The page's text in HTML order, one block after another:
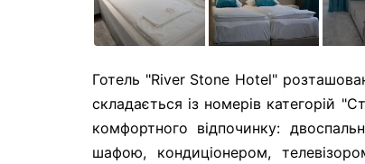
Готель "River Stone Hotel"
складається із номерів категорій
комфортного відпочинку:
шафою, кондиціонером,